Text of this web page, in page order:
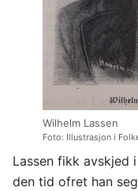
Wilhelm Lassen
Foto: Illustrasjon i
Lassen fikk avskjed
den tid ofret han